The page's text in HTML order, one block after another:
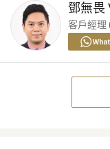
鄧無畏
客戶經理